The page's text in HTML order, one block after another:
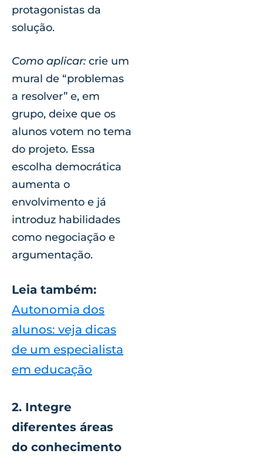
protagonistas da
solução.
Como aplicar: crie um
mural de “problemas
a resolver” e, em
grupo, deixe que os
alunos votem no tema
do projeto. Essa
escolha democrática
aumenta o
envolvimento e já
introduz habilidades
como negociação e
argumentação.
Leia também:
Autonomia dos
alunos: veja dicas
de um especialista
em educação
2. Integre
diferentes áreas
do conhecimento